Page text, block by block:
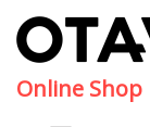
Online Shop